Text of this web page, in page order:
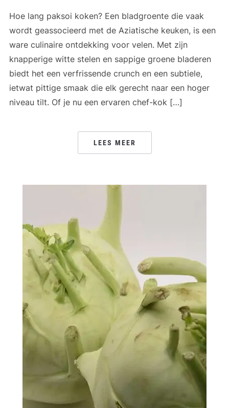
Hoe lang paksoi koken? Een bladgroente die vaak
wordt geassocieerd met de Aziatische keuken, is een
ware culinaire ontdekking voor velen. Met zijn
knapperige witte stelen en sappige groene bladeren
biedt het een verfrissende crunch en een subtiele,
ietwat pittige smaak die elk gerecht naar een hoger
niveau tilt. Of je nu een ervaren chef-kok […]
LEES MEER